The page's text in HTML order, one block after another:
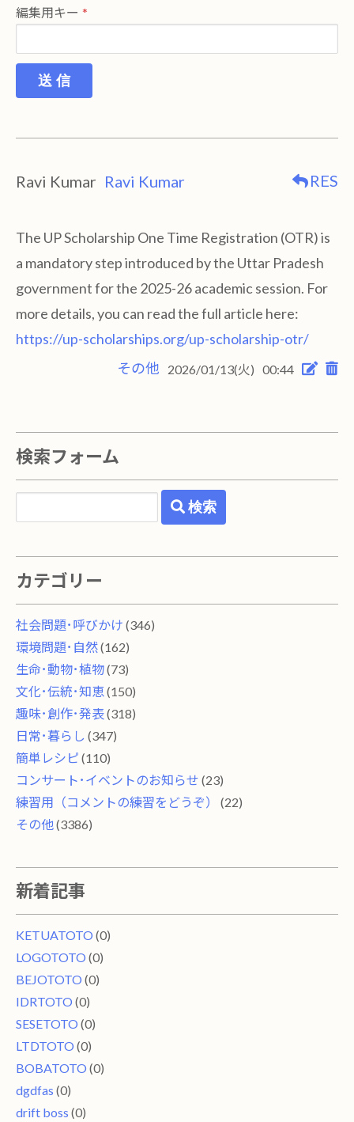
編集用キー
送 信
Ravi Kumar Ravi Kumar RES
The UP Scholarship One Time Registration (OTR) is
a mandatory step introduced by the Uttar Pradesh
government for the 2025-26 academic session. For
more details, you can read the full article here:
https://up-scholarships.org/up-scholarship-otr/
その他
2026/01/13(火) 00:44
検索フォーム
検索
カテゴリー
社会問題･呼びかけ (346)
環境問題･自然(162)
生命･動物･植物(73)
文化･伝統･知恵 (150)
趣味･創作･発表(318)
日常･暮らし (347)
簡単レシピ (110)
コンサート･イベントのお知らせ (23)
練習用（コメントの練習をどうぞ）
(22)
その他 (3386)
新着記事
KETUATOTO (0)
LOGOTOTO (0)
BEJOTOTO (0)
IDRTOTO (0)
SESETOTO (0)
LTDTOTO (0)
BOBATOTO (0)
dgdfas (0)
drift boss (0)